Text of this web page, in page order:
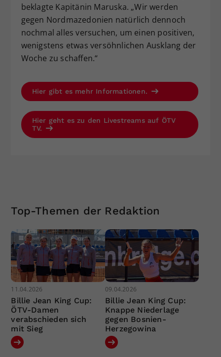
beklagte Kapitänin Maruska. „Wir werden
gegen Nordmazedonien natürlich dennoch
nochmal alles versuchen, um einen positiven,
wenigstens etwas versöhnlichen Ausklang der
Woche zu schaffen.“
Hier gibt es mehr Informationen.
Hier geht es zu den Livestreams auf ÖTV
TV.
Top-Themen der Redaktion
11.04.2026
Billie Jean King Cup:
ÖTV-Damen
verabschieden sich
mit Sieg
09.04.2026
Billie Jean King Cup:
Knappe Niederlage
gegen Bosnien-
Herzegowina